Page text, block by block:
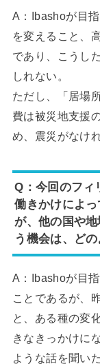
A：Ibashoが目
を変えること、
であり、こうし
しれない。
ただし、「居場
費は被災地支援
め、震災がなけ
Q：今回のフィ
働きかけによ
が、他の国や
う機会は、ど
A：Ibashoが目
ことであるが、
と、ある種の変
きなきっかけに
ような話を聞いた